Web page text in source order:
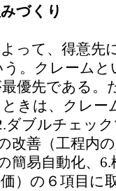
づくり
って、得意先
。クレーム
優先である。
きは、クレー
ダブルチェッ
改善（工程内
簡易自動化、
）の６項目に